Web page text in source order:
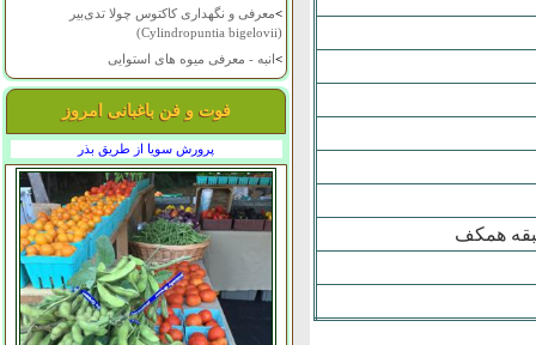
>معرفی و نگهداری کاکتوس چولا تدی‌بیر
(Cylindropuntia bigelovii)
>انبه - معرفی میوه های استوایی
فوت و فن باغبانی امروز
پرورش سویا از طریق بذر
همکف